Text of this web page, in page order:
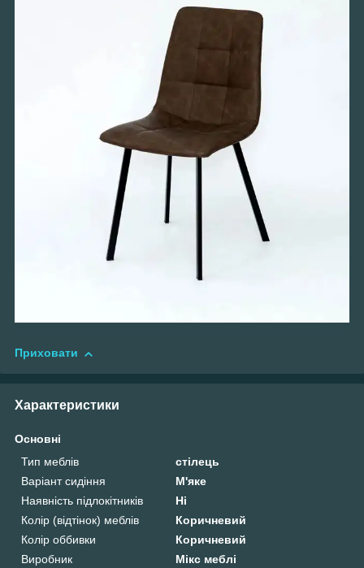
Приховати
Характеристики
Основні
Тип меблів
стілець
Варіант сидіння
М'яке
Наявність підлокітників
Ні
Колір (відтінок) меблів
Коричневий
Колір оббивки
Коричневий
Виробник
Мікс меблі